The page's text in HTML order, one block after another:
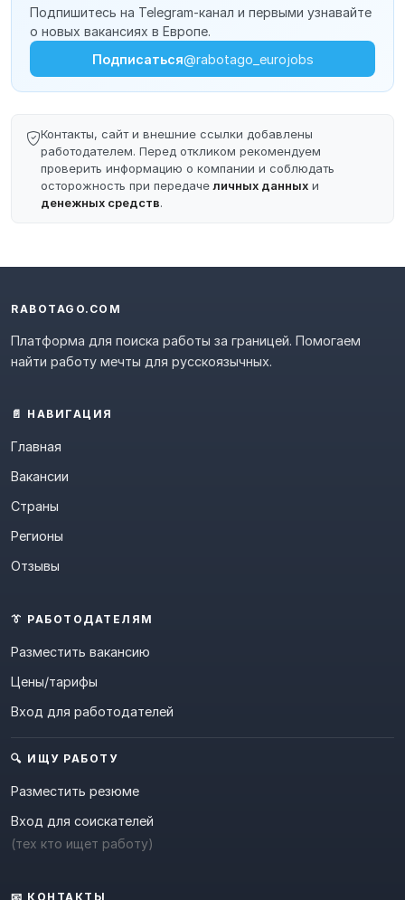
Подпишитесь на Telegram-канал и первыми узнавайте
о новых вакансиях в Европе.
Подписаться@rabotago_eurojobs
Контакты, сайт и внешние ссылки добавлены
работодателем. Перед откликом рекомендуем
проверить информацию о компании и соблюдать
осторожность при передачеличных данных и
денежных средств.
RABOTAGO.COM
Платформа для поиска работы за границей. Помогаем
найти работу мечты для русскоязычных.
📄 НАВИГАЦИЯ
Главная
Вакансии
Страны
Регионы
Отзывы
👔 РАБОТОДАТЕЛЯМ
Разместить вакансию
Цены/тарифы
Вход для работодателей
🔍 ИЩУ РАБОТУ
Разместить резюме
Вход для соискателей
(тех кто ищет работу)
📧 КОНТАКТЫ